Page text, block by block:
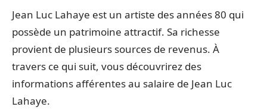
Jean Luc Lahaye est un artiste des années 80 qui
possède un patrimoine attractif. Sa richesse
provient de plusieurs sources de revenus. À
travers ce qui suit, vous découvrirez des
informations afférentes au salaire de Jean Luc
Lahaye.